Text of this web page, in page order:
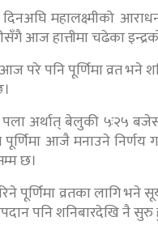
दिनअघि महालक्ष्मीको
आज हात्तीमा चढेका
परे पनि पूर्णिमा व्रत भने
अर्थात् बेलुकी ५ः२५
आजै मनाउने निर्णय
छ।
पूर्णिमा व्रतका लागि भने
पनि शनिबारदेखि नै